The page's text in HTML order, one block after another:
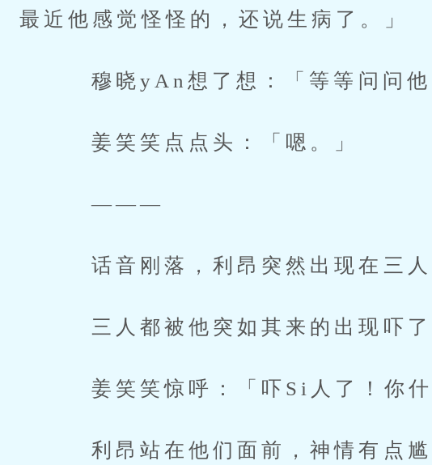
最近他感觉怪怪的，还说生病了。」
穆晓yAn想了想：「等等问问他
姜笑笑点点头：「嗯。」
———
话音刚落，利昂突然出现在三人
三人都被他突如其来的出现吓了
姜笑笑惊呼：「吓Si人了！你什
利昂站在他们面前，神情有点尴